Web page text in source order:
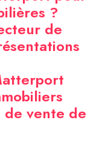
?
de
de vente de